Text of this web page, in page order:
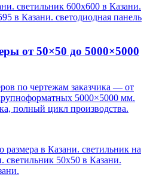
светильник 600х600 в Казани.
в Казани. светодиодная панель
от 50×50 до 5000×5000
по чертежам заказчика — от
5000×5000 мм.
полный цикл производства.
размера в Казани. светильник на
светильник 50х50 в Казани.
.